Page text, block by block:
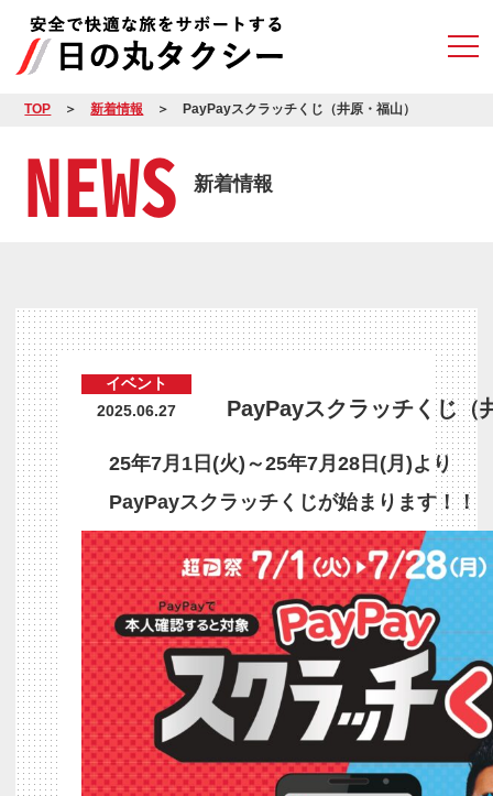
TOP 新着情報 PayPayスクラッチくじ（井原・福山）
NEWS 新着情報
イベント
2025.06.27
PayPayスクラッチくじ（
25年7月1日(火)～25年7月28日(月)より
PayPayスクラッチくじが始まります！！